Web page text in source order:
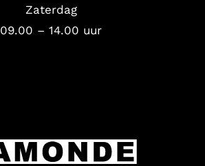
Zaterdag
09.00 – 14.00 uur